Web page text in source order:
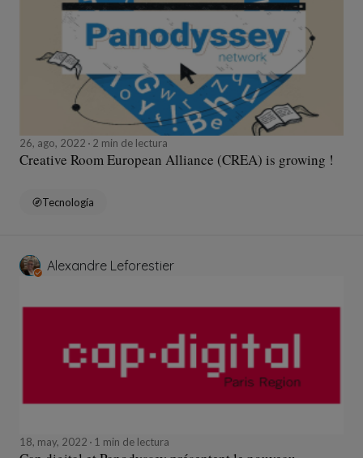
26, ago, 2022 2 min de lectura
Creative Room European Alliance (CREA) is growing !
Tecnología
Alexandre Leforestier
18, may, 2022 1 min de lectura